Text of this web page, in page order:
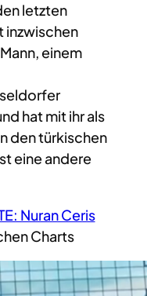
letzten
inzwischen
einem
hat mit ihr als
den türkischen
eine andere
Nuran Ceris
Charts